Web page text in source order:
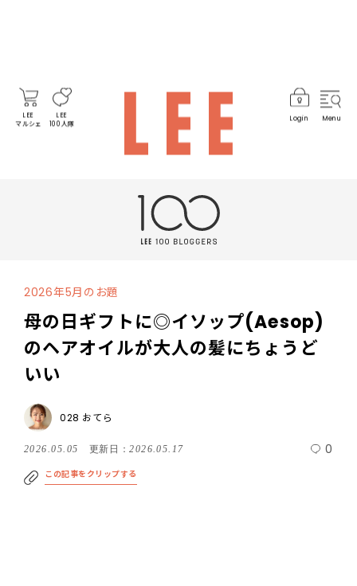
LEE
マルシェ
LEE
100人隊
Login Menu
2026年5月のお題
母の日ギフトに◎イソップ(Aesop)
のヘアオイルが大人の髪にちょうど
いい
028 おてら
2026.05.05 更新日：2026.05.17 0
この記事をクリップする